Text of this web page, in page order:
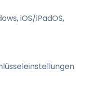
iOS/iPadOS,